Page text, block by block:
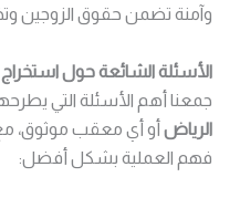
وآمنة تضمن حقوق الزوجين
الأسئلة الشائعة حول استخراج
جمعنا أهم الأسئلة التي
الرياضأو أي معقب موثوق،
فهم العملية بشكل أفضل: